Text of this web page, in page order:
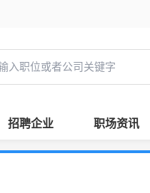
招聘企业 职场资讯